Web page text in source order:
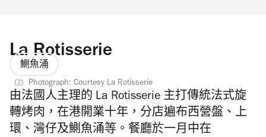
La Rotisserie
鰂魚涌
Photograph: Courtesy La Rotisserie
由法國人主理的 La Rotisserie 主打傳統法式旋
轉烤肉，在港開業十年，分店遍布西營盤、上
環、灣仔及鰂魚涌等。餐廳於一月中在